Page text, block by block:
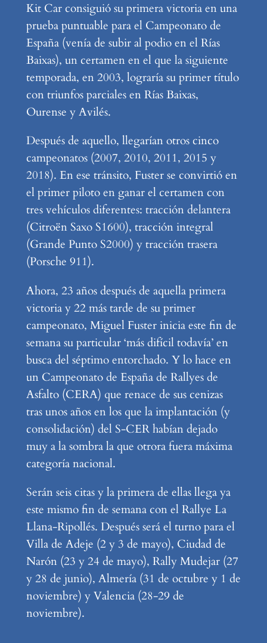
Kit Car consiguió su primera victoria en una
prueba puntuable para el Campeonato de
España (venía de subir al podio en el Rías
Baixas), un certamen en el que la siguiente
temporada, en 2003, lograría su primer título
con triunfos parciales en Rías Baixas,
Ourense y Avilés.
Después de aquello, llegarían otros cinco
campeonatos (2007, 2010, 2011, 2015 y
2018). En ese tránsito, Fuster se convirtió en
el primer piloto en ganar el certamen con
tres vehículos diferentes: tracción delantera
(Citroën Saxo S1600), tracción integral
(Grande Punto S2000) y tracción trasera
(Porsche 911).
Ahora, 23 años después de aquella primera
victoria y 22 más tarde de su primer
campeonato, Miguel Fuster inicia este fin de
semana su particular ‘más difícil todavía’ en
busca del séptimo entorchado. Y lo hace en
un Campeonato de España de Rallyes de
Asfalto (CERA) que renace de sus cenizas
tras unos años en los que la implantación (y
consolidación) del S-CER habían dejado
muy a la sombra la que otrora fuera máxima
categoría nacional.
Serán seis citas y la primera de ellas llega ya
este mismo fin de semana con el Rallye La
Llana-Ripollés. Después será el turno para el
Villa de Adeje (2 y 3 de mayo), Ciudad de
Narón (23 y 24 de mayo), Rally Mudejar (27
y 28 de junio), Almería (31 de octubre y 1 de
noviembre) y Valencia (28-29 de
noviembre).